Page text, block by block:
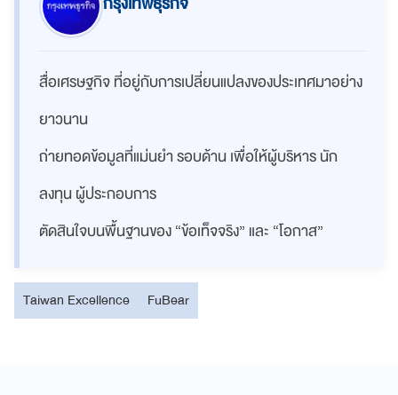
สื่อเศรษฐกิจ ที่อยู่กับการเปลี่ยนแปลงของประเทศมาอย่าง
ยาวนาน
ถ่ายทอดข้อมูลที่แม่นยำ รอบด้าน เพื่อให้ผู้บริหาร นัก
ลงทุน ผู้ประกอบการ
ตัดสินใจบนพื้นฐานของ “ข้อเท็จจริง” และ “โอกาส”
Taiwan Excellence FuBear